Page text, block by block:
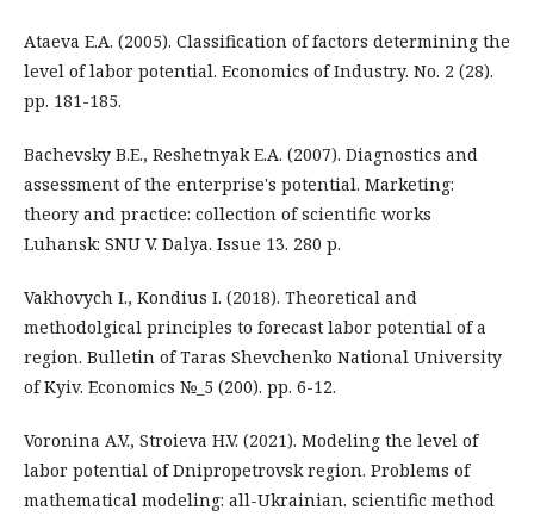
Ataeva E.A. (2005). Classification of factors determining the
level of labor potential. Economics of Industry. No. 2 (28).
pp. 181-185.
Bachevsky B.E., Reshetnyak E.A. (2007). Diagnostics and
assessment of the enterprise's potential. Marketing:
theory and practice: collection of scientific works
Luhansk: SNU V. Dalya. Issue 13. 280 p.
Vakhovych І., Kondius І. (2018). Theoretical and
methodolgical principles to forecast labor potential of a
region. Bulletin of Taras Shevchenko National University
of Kyiv. Economics №_5 (200). pp. 6-12.
Voronina A.V., Stroieva H.V. (2021). Modeling the level of
labor potential of Dnipropetrovsk region. Problems of
mathematical modeling: all-Ukrainian. scientific method